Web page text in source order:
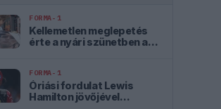
FORMA-1
Kellemetlen meglepetés
érte a nyári szünetben a
FORMA-1
Óriási fordulat Lewis
Hamilton jövőjével